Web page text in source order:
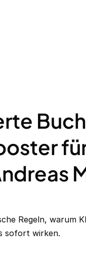
Regeln, warum
sofort wirken.